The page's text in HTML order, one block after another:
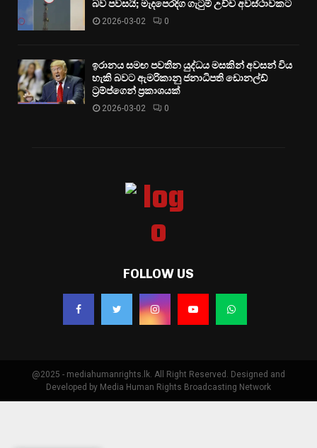
බව පවසයි; මැදපෙරදිග ගැටුම් උච්ච අවස්ථාවකට
2026-03-02 0
ඉරානය සමඟ පවතින යුද්ධය මසකින් අවසන් විය
හැකි බවට ඇමරිකානු ජනාධිපති ඩොනල්ඩ්
ට්‍රම්ප්ගෙන් ප්‍රකාශයක්
2026-03-02 0
FOLLOW US
@2025 - mediahumanrights.lk. All Right Reserved. Designed and
Developed by Media Human Rights Broadcasting Network